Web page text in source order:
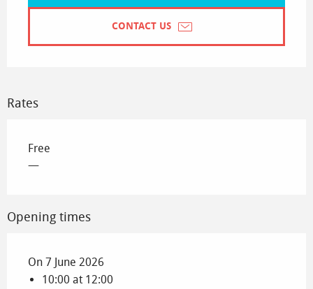
CONTACT US
Rates
Free
—
Opening times
On 7 June 2026
10:00 at 12:00